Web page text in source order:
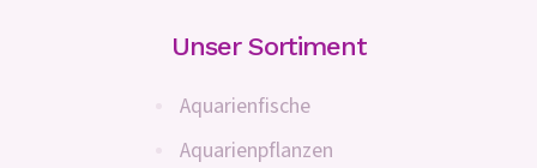
Unser Sortiment
Aquarienfische
Aquarienpflanzen